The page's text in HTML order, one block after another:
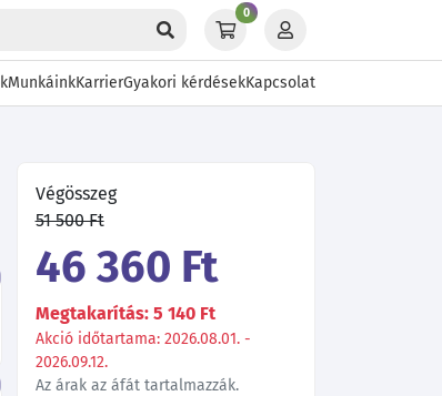
0
MunkáinkKarrierGyakori kérdésekKapcsolat
Végösszeg
51 500 Ft
46 360 Ft
Megtakarítás: 5 140 Ft
Akció időtartama: 2026.08.01. -
2026.09.12.
Az árak az áfát tartalmazzák.